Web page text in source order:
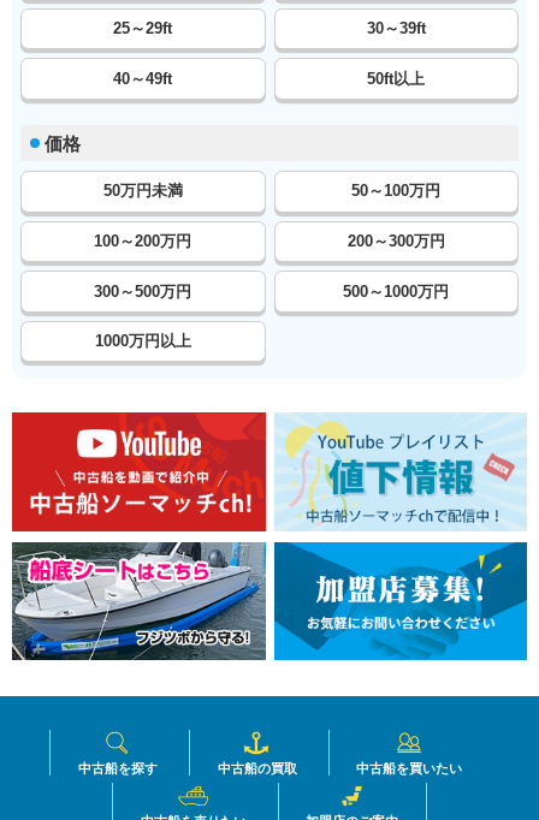
25～29ft 30～39ft
40～49ft 50ft以上
価格
50万円未満 50～100万円
100～200万円 200～300万円
300～500万円 500～1000万円
1000万円以上
中古船を探す 中古船の買取 中古船を買いたい